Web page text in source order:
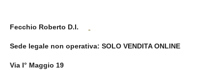
Fecchio Roberto D.I.
Sede legale non operativa: SOLO VENDITA ONLINE
Via I° Maggio 19